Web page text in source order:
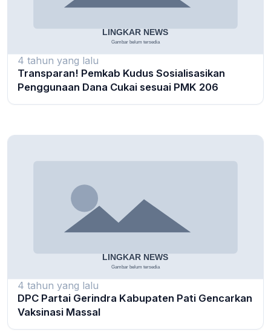
4 tahun yang lalu
Transparan! Pemkab Kudus Sosialisasikan
Penggunaan Dana Cukai sesuai PMK 206
4 tahun yang lalu
DPC Partai Gerindra Kabupaten Pati Gencarkan
Vaksinasi Massal